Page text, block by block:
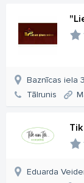
Baznīcas iela
Tālrunis
Eduarda